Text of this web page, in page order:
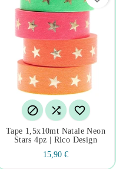
  
Tape 1,5x10mt Natale Neon
Stars 4pz | Rico Design
15,90 €